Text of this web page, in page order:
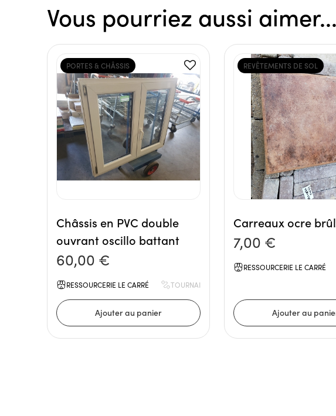
Vous pourriez aussi aimer...
PORTES & CHÂSSIS
Châssis en PVC double
ouvrant oscillo battant
60,00 €
RESSOURCERIE LE CARRÉ TOURNAI
REVÊTEMENTS DE SOL
Carreaux ocre
7,00 €
RESSOURCERIE LE CARRÉ